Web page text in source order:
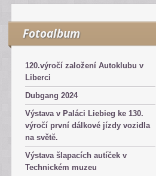
Fotoalbum
120.výročí založení Autoklubu v
Liberci
Dubgang 2024
Výstava v Paláci Liebieg ke 130.
výročí první dálkové jízdy vozidla
na světě.
Výstava šlapacích autíček v
Technickém muzeu